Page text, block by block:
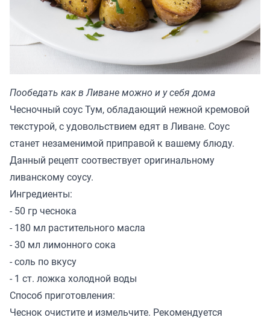
Пообедать как в Ливане можно и у себя дома
Чесночный соус Тум, обладающий нежной кремовой
текстурой, с удовольствием едят в Ливане. Соус
станет незаменимой приправой к вашему блюду.
Данный рецепт соотвествует оригинальному
ливанскому соусу.
Ингредиенты:
- 50 гр чеснока
- 180 мл растительного масла
- 30 мл лимонного сока
- соль по вкусу
- 1 ст. ложка холодной воды
Способ приготовления:
Чеснок очистите и измельчите. Рекомендуется